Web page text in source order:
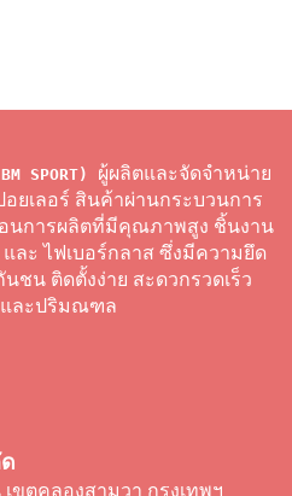
SPORT)
ผู้ผลิตและจัดจำหน่าย
อยเลอร์ สินค้าผ่านกระบวนการ
นการผลิตที่มีคุณภาพสูง ชิ้นงาน
และ ไฟเบอร์กลาส ซึ่งมีความยึด
ชน ติดตั้งง่าย สะดวกรวดเร็ว
และปริมณฑล
ขตคลองสามวา กรุงเทพฯ